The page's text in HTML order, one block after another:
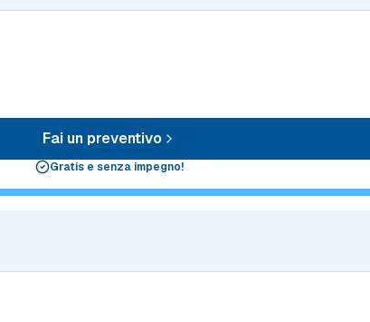
Fai un preventivo
Gratis e senza impegno!